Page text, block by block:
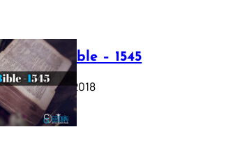
Luther Bible – 1545
October 17, 2018